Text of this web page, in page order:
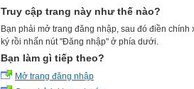
Truy cập trang này như thế nào?
Bạn phải mở trang đăng nhập, sau đó điền chính
ký rồi nhấn nút "Đăng nhập" ở phía dưới.
Bạn làm gì tiếp theo?
Mở trang đăng nhập